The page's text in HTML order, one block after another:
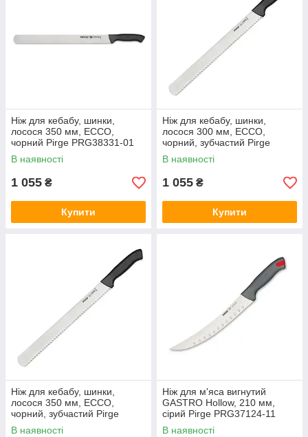
Ніж для кебабу, шинки,
лосося 350 мм, ECCO,
чорний Pirge PRG38331-01
В наявності
1 055 ₴
Купити
Ніж для кебабу, шинки,
лосося 300 мм, ECCO,
чорний, зубчастий Pirge
PRG38332-01
В наявності
1 055 ₴
Купити
Ніж для кебабу, шинки,
лосося 350 мм, ECCO,
чорний, зубчастий Pirge
PRG38333-01
В наявності
Ніж для м'яса вигнутий
GASTRO Hollow, 210 мм,
сірий Pirge PRG37124-11
В наявності